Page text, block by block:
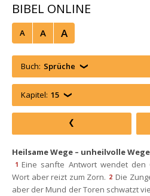
BIBEL ONLINE
A A A
Buch: Sprüche
Kapitel: 15
Heilsame Wege – unheilvolle Wege
1 Eine sanfte Antwort wendet
Wort aber reizt zum Zorn. 2 Die
aber der Mund der Toren schwatzt